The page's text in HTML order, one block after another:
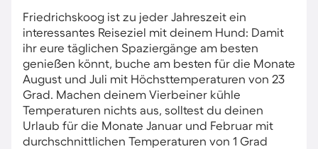
Friedrichskoog ist zu jeder Jahreszeit ein
interessantes Reiseziel mit deinem Hund: Damit
ihr eure täglichen Spaziergänge am besten
genießen könnt, buche am besten für die Monate
August und Juli mit Höchsttemperaturen von 23
Grad. Machen deinem Vierbeiner kühle
Temperaturen nichts aus, solltest du deinen
Urlaub für die Monate Januar und Februar mit
durchschnittlichen Temperaturen von 1 Grad